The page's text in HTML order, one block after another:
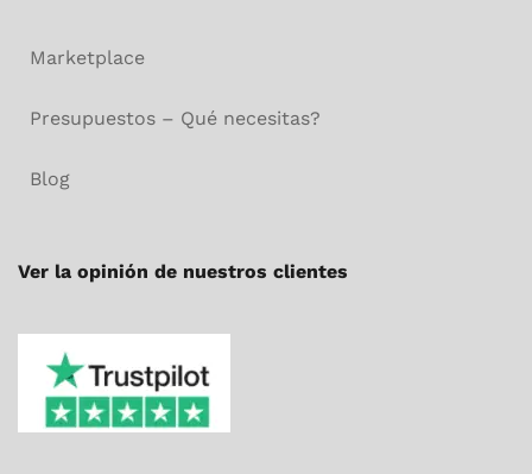
Marketplace
Presupuestos – Qué necesitas?
Blog
Ver la opinión de nuestros clientes